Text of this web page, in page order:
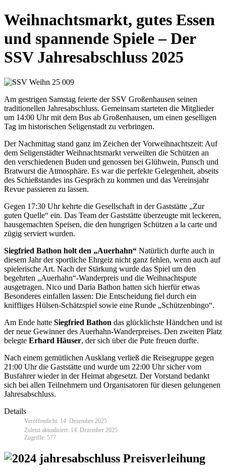
Weihnachtsmarkt, gutes Essen
und spannende Spiele – Der
SSV Jahresabschluss 2025
Am gestrigen Samstag feierte der SSV Großenhausen seinen
traditionellen Jahresabschluss. Gemeinsam starteten die Mitglieder
um 14:00 Uhr mit dem Bus ab Großenhausen, um einen geselligen
Tag im historischen Seligenstadt zu verbringen.
Der Nachmittag stand ganz im Zeichen der Vorweihnachtszeit: Auf
dem Seligenstädter Weihnachtsmarkt verweilten die Schützen an
den verschiedenen Buden und genossen bei Glühwein, Punsch und
Bratwurst die Atmosphäre. Es war die perfekte Gelegenheit, abseits
des Schießstandes ins Gespräch zu kommen und das Vereinsjahr
Revue passieren zu lassen.
Gegen 17:30 Uhr kehrte die Gesellschaft in der Gaststätte „Zur
guten Quelle“ ein. Das Team der Gaststätte überzeugte mit leckeren,
hausgemachten Speisen, die den hungrigen Schützen a la carte und
zügig serviert wurden.
Siegfried Bathon holt den „Auerhahn“ Natürlich durfte auch in
diesem Jahr der sportliche Ehrgeiz nicht ganz fehlen, wenn auch auf
spielerische Art. Nach der Stärkung wurde das Spiel um den
begehrten „Auerhahn“-Wanderpreis und die Weihnachtspute
ausgetragen. Nico und Daria Bathon hatten sich hierfür etwas
Besonderes einfallen lassen: Die Entscheidung fiel durch ein
kniffliges Hülsen-Schätzspiel sowie eine Runde „Schützenbingo“.
Am Ende hatte Siegfried Bathon das glücklichste Händchen und ist
der neue Gewinner des Auerhahn-Wanderpreises. Den zweiten Platz
belegte Erhard Häuser, der sich über die Pute freuen durfte.
Nach einem gemütlichen Ausklang verließ die Reisegruppe gegen
21:00 Uhr die Gaststätte und wurde um 22:00 Uhr sicher vom
Busfahrer wieder in der Heimat abgesetzt. Der Vorstand bedankt
sich bei allen Teilnehmern und Organisatoren für diesen gelungenen
Jahresabschluss.
Details
Veröffentlicht: 14. Dezember 2025
Zuletzt aktualisiert: 14. Dezember 2025
Zugriffe: 577